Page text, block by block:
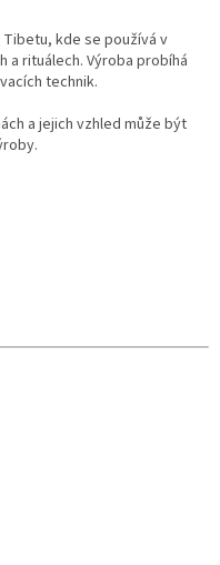
kde se používá v
rituálech. Výroba probíhá
technik.
a jejich vzhled může být